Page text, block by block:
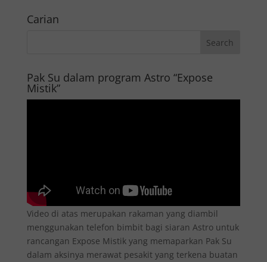
Carian
Pak Su dalam program Astro “Expose
Mistik”
Video di atas merupakan rakaman yang diambil
menggunakan telefon bimbit bagi siaran Astro untuk
rancangan Expose Mistik yang memaparkan Pak Su
dalam aksinya merawat pesakit yang terkena buatan